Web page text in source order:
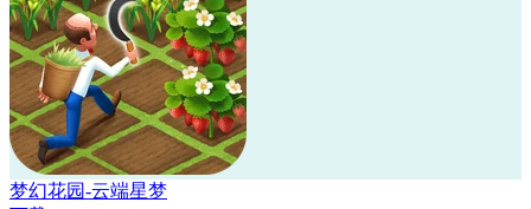
梦幻花园-云端星梦